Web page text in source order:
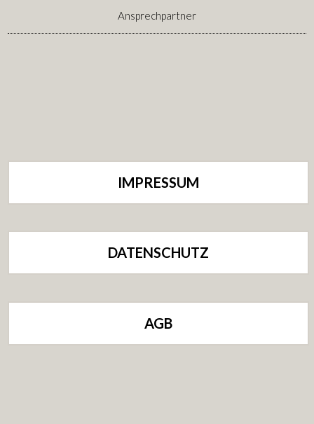
Ansprechpartner
IMPRESSUM
DATENSCHUTZ
AGB